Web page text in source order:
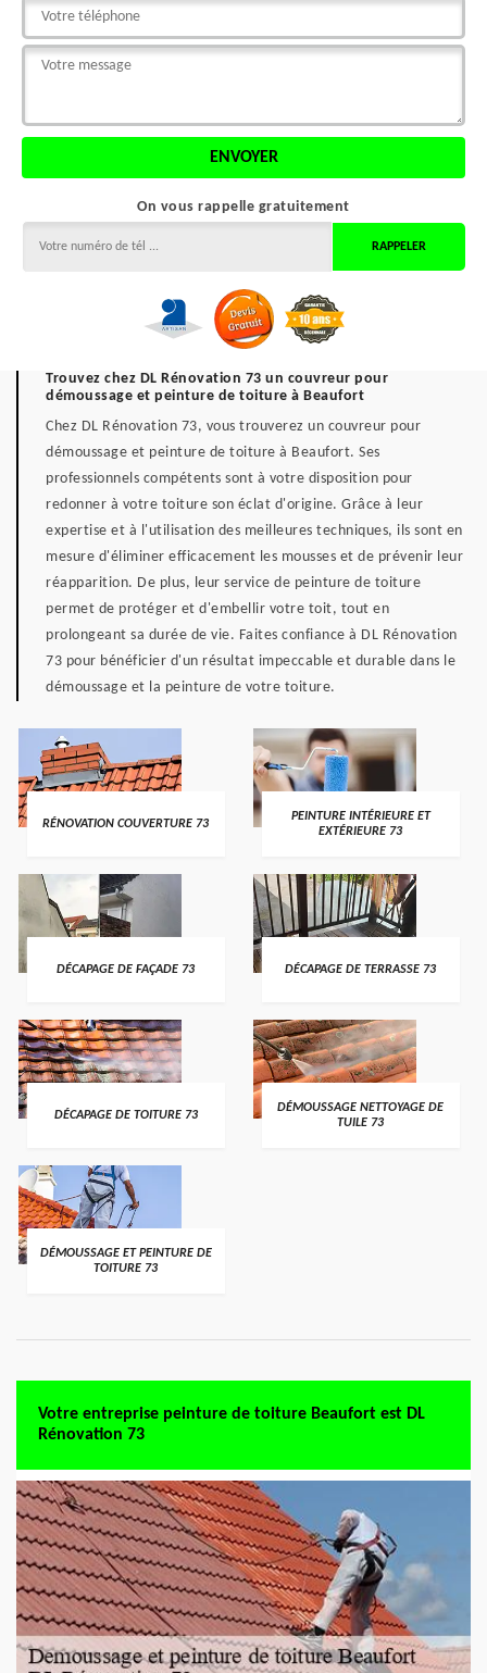
On vous rappelle gratuitement
Trouvez chez DL Rénovation 73 un couvreur pour
démoussage et peinture de toiture à Beaufort
Chez DL Rénovation 73, vous trouverez un couvreur pour
démoussage et peinture de toiture à Beaufort. Ses
professionnels compétents sont à votre disposition pour
redonner à votre toiture son éclat d'origine. Grâce à leur
expertise et à l'utilisation des meilleures techniques, ils sont en
mesure d'éliminer efficacement les mousses et de prévenir leur
réapparition. De plus, leur service de peinture de toiture
permet de protéger et d'embellir votre toit, tout en
prolongeant sa durée de vie. Faites confiance à DL Rénovation
73 pour bénéficier d'un résultat impeccable et durable dans le
démoussage et la peinture de votre toiture.
RÉNOVATION COUVERTURE 73
PEINTURE INTÉRIEURE ET
EXTÉRIEURE 73
DÉCAPAGE DE FAÇADE 73 DÉCAPAGE DE TERRASSE 73
DÉCAPAGE DE TOITURE 73
DÉMOUSSAGE NETTOYAGE DE
TUILE 73
DÉMOUSSAGE ET PEINTURE DE
TOITURE 73
Votre entreprise peinture de toiture Beaufort est DL
Rénovation 73